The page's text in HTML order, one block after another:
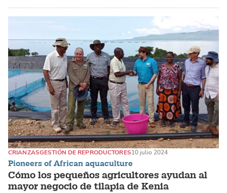
Pioneers of African aquaculture
Cómo los pequeños agricultores ayudan al
mayor negocio de tilapia de Kenia
CRIANZASGESTIÓN DE REPRODUCTORES10 julio 2024